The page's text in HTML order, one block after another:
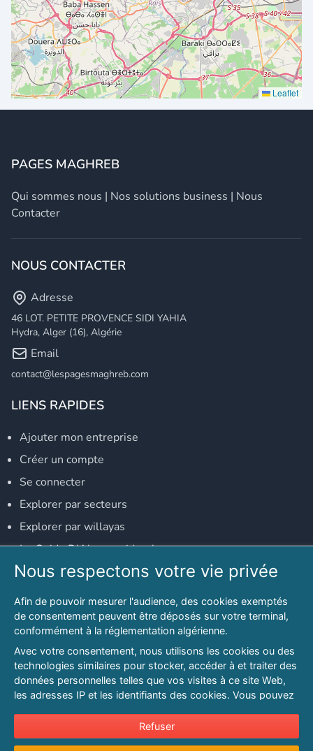
Leaflet
PAGES MAGHREB
Qui sommes nous | Nos solutions business | Nous
Contacter
NOUS CONTACTER
Adresse
46 LOT. PETITE PROVENCE SIDI YAHIA
Hydra, Alger (16), Algérie
Email
contact@lespagesmaghreb.com
LIENS RAPIDES
Ajouter mon entreprise
Créer un compte
Se connecter
Explorer par secteurs
Explorer par willayas
Le Guide D'Alger, guide-alger.com
NOS RÉSEAUX SOCIAUX
Notre page Facebook
Notre page LinkedIn
Notre page Instagram
Notre page Twitter
© 2026 PAGESMAGHREB.COM. ALL RIGHTS RESERVED
Nous respectons votre vie privée
Afin de pouvoir mesurer l'audience, des cookies exemptés
de consentement peuvent être déposés sur votre terminal,
conformément à la réglementation algérienne.
Avec votre consentement, nous utilisons les cookies ou des
technologies similaires pour stocker, accéder à et traiter des
données personnelles telles que vos visites à ce site Web,
les adresses IP et les identifiants des cookies. Vous pouvez
sur l'intérêt légitime à tout moment en cliquant sur « Refuser
».
Refuser